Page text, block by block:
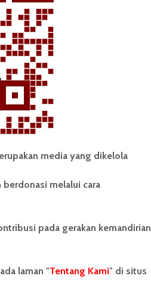
Keren
oleh
media yang dikelola
berdonasi melalui cara
pada gerakan kemandirian
laman "Tentang Kami" di situs